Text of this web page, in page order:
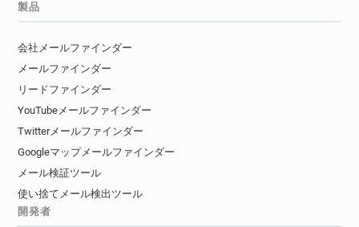
製品
会社メールファインダー
メールファインダー
リードファインダー
YouTubeメールファインダー
Twitterメールファインダー
Googleマップメールファインダー
メール検証ツール
使い捨てメール検出ツール
開発者